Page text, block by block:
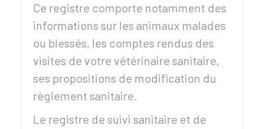
Ce registre comporte notamment des
informations sur les animaux malades
ou blessés, les comptes rendus des
visites de votre vétérinaire sanitaire,
ses propositions de modification du
règlement sanitaire.
Le registre de suivi sanitaire et de